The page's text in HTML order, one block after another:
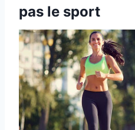
pas le sport